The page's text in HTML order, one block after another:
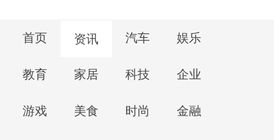
首页 资讯 汽车 娱乐
教育 家居 科技 企业
游戏 美食 时尚 金融